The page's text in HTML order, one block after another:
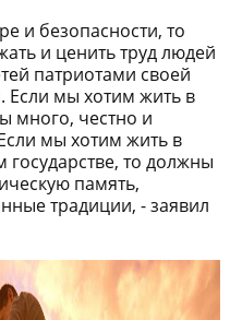
и безопасности, то
и ценить труд людей
патриотами своей
Если мы хотим жить в
много, честно и
мы хотим жить в
то должны
память,
традиции, - заявил